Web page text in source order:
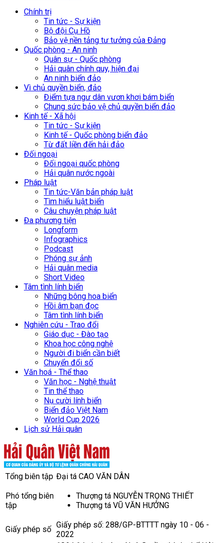
Chính trị
Tin tức - Sự kiện
Bộ đội Cụ Hồ
Bảo vệ nền tảng tư tưởng của Đảng
Quốc phòng - An ninh
Quân sự - Quốc phòng
Hải quân chính quy, hiện đại
An ninh biển đảo
Vì chủ quyền biển, đảo
Điểm tựa ngư dân vươn khơi bám biển
Chung sức bảo vệ chủ quyền biển đảo
Kinh tế - Xã hội
Tin tức - Sự kiện
Kinh tế - Quốc phòng biển đảo
Từ đất liền đến hải đảo
Đối ngoại
Đối ngoại quốc phòng
Hải quân nước ngoài
Pháp luật
Tin tức-Văn bản pháp luật
Tìm hiểu luật biển
Câu chuyện pháp luật
Đa phương tiện
Longform
Infographics
Podcast
Phóng sự ảnh
Hải quân media
Short Video
Tâm tình lính biển
Những bông hoa biển
Hồi âm bạn đọc
Tâm tình lính biển
Nghiên cứu - Trao đổi
Giáo dục - Đào tạo
Khoa học công nghệ
Người đi biển cần biết
Chuyển đổi số
Văn hoá - Thể thao
Văn học - Nghệ thuật
Tin thể thao
Nụ cười lính biển
Biển đảo Việt Nam
World Cup 2026
Lịch sử Hải quân
Tổng biên tập Đại tá CAO VĂN DÂN
Phó tổng biên
tập
Thượng tá NGUYỄN TRỌNG THIẾT
Thượng tá VŨ VĂN HƯỞNG
Giấy phép số Giấy phép số: 288/GP-BTTTT ngày 10 - 06 -
2022